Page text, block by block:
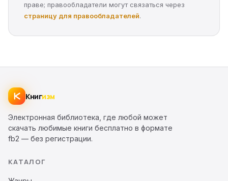
праве; правообладатели могут связаться через
страницу для правообладателей.
Книгизм
Электронная библиотека, где любой может
скачать любимые книги бесплатно в формате
fb2 — без регистрации.
КАТАЛОГ